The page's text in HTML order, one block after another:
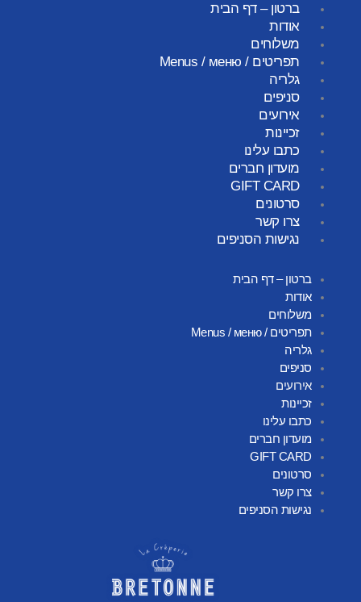
ברטון – דף הבית
אודות
משלוחים
תפריטים / Menus / меню
גלריה
סניפים
אירועים
זכיינות
כתבו עלינו
מועדון חברים
GIFT CARD
סרטונים
צרו קשר
נגישות הסניפים
ברטון – דף הבית
אודות
משלוחים
תפריטים / Menus / меню
גלריה
סניפים
אירועים
זכיינות
כתבו עלינו
מועדון חברים
GIFT CARD
סרטונים
צרו קשר
נגישות הסניפים